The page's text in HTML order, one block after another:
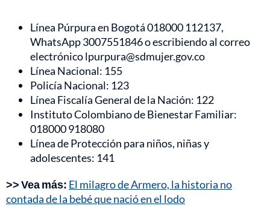
Línea Púrpura en Bogotá 018000 112137,
WhatsApp 3007551846 o escribiendo al correo
electrónico lpurpura@sdmujer.gov.co
Línea Nacional: 155
Policía Nacional: 123
Línea Fiscalía General de la Nación: 122
Instituto Colombiano de Bienestar Familiar:
018000 918080
Línea de Protección para niños, niñas y
adolescentes: 141
>> Vea más: El milagro de Armero, la historia no
contada de la bebé que nació en el lodo